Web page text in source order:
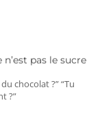
pas le sucre
chocolat ?” “Tu
?”